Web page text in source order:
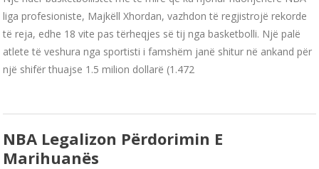
liga profesioniste, Majkëll Xhordan, vazhdon të regjistrojë rekorde
të reja, edhe 18 vite pas tërheqjes së tij nga basketbolli. Një palë
atlete të veshura nga sportisti i famshëm janë shitur në ankand për
një shifër thuajse 1.5 milion dollarë (1.472
NBA Legalizon Përdorimin E
Marihuanës